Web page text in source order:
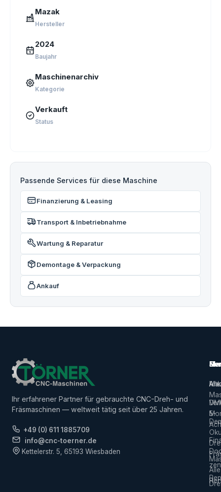
Mazak
Hersteller
2024
Baujahr
Maschinenarchiv
Kategorie
Verkauft
Status
Passende Services für diese Maschine
Finanzierung & Leasing
Transport & Inbetriebnahme
Wartung & Reparatur
Demontage & Verpackung
Ankauf
Ihr erfahrener Partner für gebrauchte CNC-Dreh- und
Fräsmaschinen — weltweit tätig seit über 25 Jahren.
+49 (0) 611 1885709
info@cnc-toerner.de
Kettelerstr. 5, 65193 Wiesbaden
Alle
5-
Alle